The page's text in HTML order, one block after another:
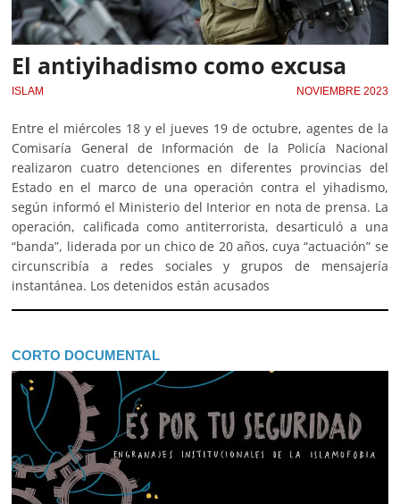
El antiyihadismo como excusa
ISLAM NOVIEMBRE 2023
Entre el miércoles 18 y el jueves 19 de octubre, agentes de la
Comisaría General de Información de la Policía Nacional
realizaron cuatro detenciones en diferentes provincias del
Estado en el marco de una operación contra el yihadismo,
según informó el Ministerio del Interior en nota de prensa. La
operación, calificada como antiterrorista, desarticuló a una
“banda”, liderada por un chico de 20 años, cuya “actuación” se
circunscribía a redes sociales y grupos de mensajería
instantánea. Los detenidos están acusados
CORTO DOCUMENTAL